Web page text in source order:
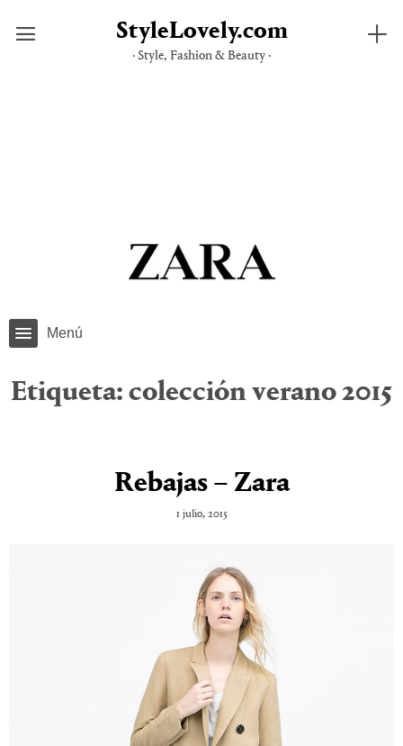
StyleLovely.com
· Style, Fashion & Beauty ·
Menú
Etiqueta: colección verano 2015
Rebajas – Zara
1 julio, 2015